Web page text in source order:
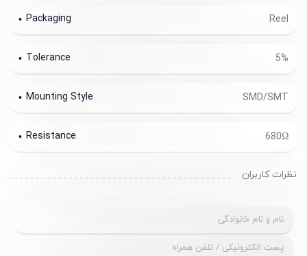
Reel
Packaging
5%
Tolerance
SMD/SMT
Mounting Style
680Ω
Resistance
نظرات کاربران